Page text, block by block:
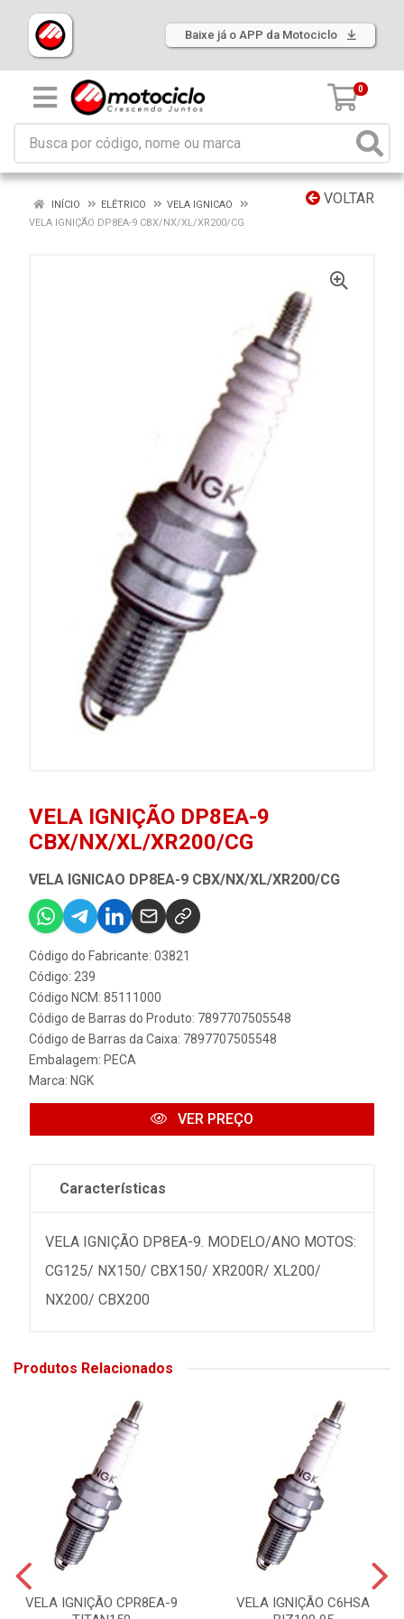
Baixe já o APP da Motociclo
0
VOLTAR
INÍCIO ELÉTRICO
VELA IGNICAO
VELA IGNIÇÃO DP8EA-9 CBX/NX/XL/XR200/CG
VELA IGNIÇÃO DP8EA-9
CBX/NX/XL/XR200/CG
VELA IGNICAO DP8EA-9 CBX/NX/XL/XR200/CG
Código do Fabricante: 03821
Código: 239
Código NCM: 85111000
Código de Barras do Produto: 7897707505548
Código de Barras da Caixa: 7897707505548
Embalagem: PECA
Marca: NGK
VER PREÇO
Características
VELA IGNIÇÃO DP8EA-9. MODELO/ANO MOTOS:
CG125/ NX150/ CBX150/ XR200R/ XL200/
NX200/ CBX200
Produtos Relacionados
VELA IGNIÇÃO CPR8EA-9
VELA IGNIÇÃO C6HSA